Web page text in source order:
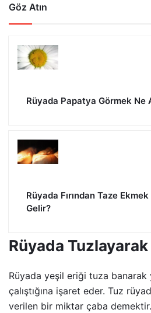
Göz Atın
Rüyada Papatya Görmek Ne
Rüyada Fırından Taze
Gelir?
Rüyada
Rüyada yeşil eriği tuza banarak
çalıştığına işaret eder. Tuz
verilen bir miktar çaba demektir.